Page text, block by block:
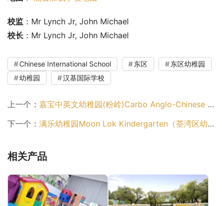
校监 ：Mr Lynch Jr, John Michael
校长 ：Mr Lynch Jr, John Michael
Chinese International School 东区
东区幼稚园
幼稚园
汉基国际学校
上一个： 嘉宝中英文幼稚园(粉岭)Carbo Anglo-Chinese Kindergarten (Fanling)（幼稚园）
下一个： 满乐幼稚园Moon Lok Kindergarten（荃湾区幼稚园）
相关产品